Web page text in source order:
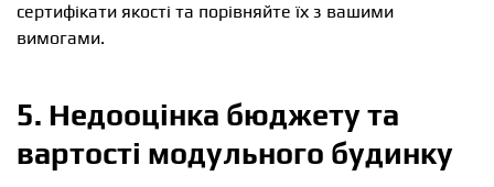
сертифікати якості та порівняйте їх з вашими
вимогами.
5. Недооцінка бюджету та
вартості модульного будинку